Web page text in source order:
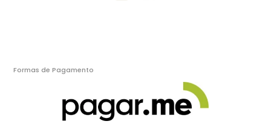
Formas de Pagamento